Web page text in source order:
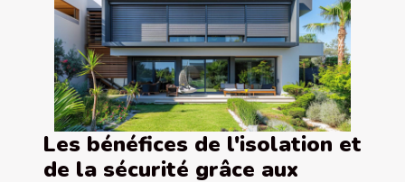
Les bénéfices de l'isolation et
de la sécurité grâce aux